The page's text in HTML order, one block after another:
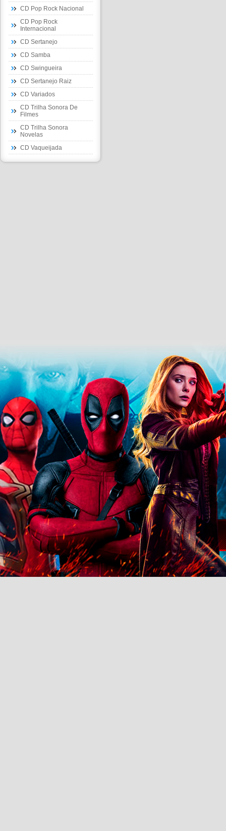
CD Pop Rock Nacional
CD Pop Rock
Internacional
CD Sertanejo
CD Samba
CD Swingueira
CD Sertanejo Raiz
CD Variados
CD Trilha Sonora De
Filmes
CD Trilha Sonora
Novelas
CD Vaqueijada